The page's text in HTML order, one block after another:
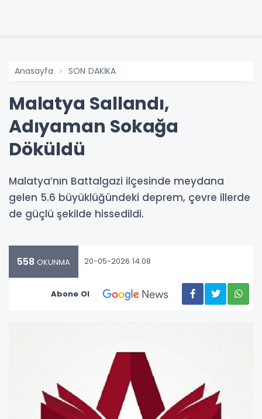
Anasayfa SON DAKİKA
Malatya Sallandı,
Adıyaman Sokağa
Döküldü
Malatya’nın Battalgazi ilçesinde meydana
gelen 5.6 büyüklüğündeki deprem, çevre illerde
de güçlü şekilde hissedildi.
558 OKUNMA 20-05-2026 14:08
Abone Ol